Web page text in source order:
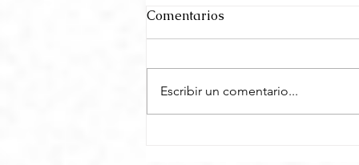
Comentarios
Escribir un comentario...